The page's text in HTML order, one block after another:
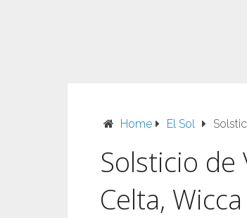
Home El Sol
Solsticio de
Celta,